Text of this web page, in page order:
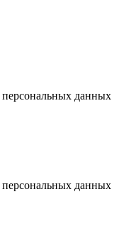
персональных данных
персональных данных